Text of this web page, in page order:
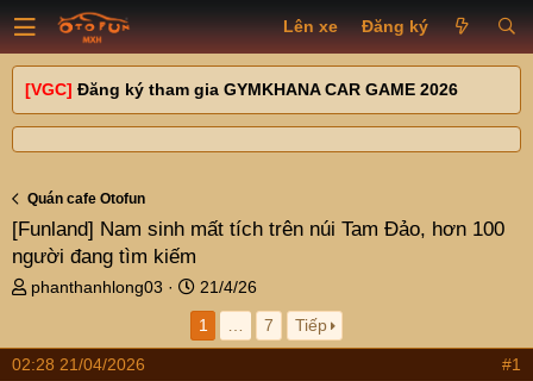
Lên xe Đăng ký
[VGC] Đăng ký tham gia GYMKHANA CAR GAME 2026
Quán cafe Otofun
[Funland] Nam sinh mất tích trên núi Tam Đảo, hơn 100
người đang tìm kiếm
T
e
a
phanthanhlong03
N
g
à
y
21/4/26
1
7 Tiếp
02:28 21/04/2026 #1